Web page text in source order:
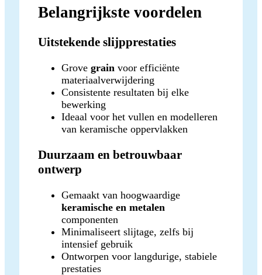
Belangrijkste voordelen
Uitstekende slijpprestaties
Grove grain voor efficiënte
materiaalverwijdering
Consistente resultaten bij elke
bewerking
Ideaal voor het vullen en modelleren
van keramische oppervlakken
Duurzaam en betrouwbaar
ontwerp
Gemaakt van hoogwaardige
keramische en metalen
componenten
Minimaliseert slijtage, zelfs bij
intensief gebruik
Ontworpen voor langdurige, stabiele
prestaties